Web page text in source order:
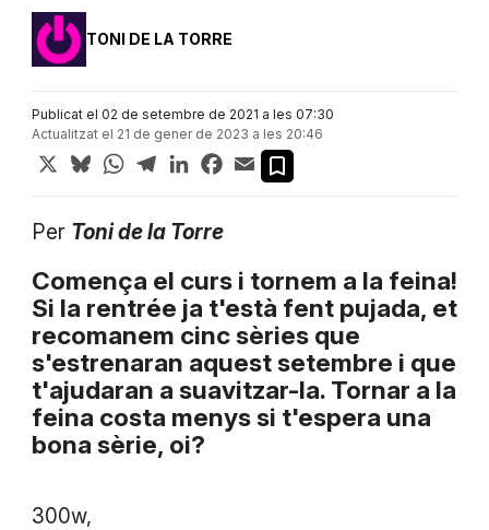
TONI DE LA TORRE
Publicat el 02 de setembre de 2021 a les 07:30
Actualitzat el 21 de gener de 2023 a les 20:46
X BlueskyWhatsApp
TelegramLinkedInFacebook
Email
Per Toni de la Torre
Comença el curs i tornem a la feina!
Si la rentrée ja t'està fent pujada, et
recomanem cinc sèries que
s'estrenaran aquest setembre i que
t'ajudaran a suavitzar-la. Tornar a la
feina costa menys si t'espera una
bona sèrie, oi?
300w,